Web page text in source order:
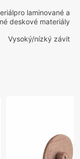
laminované a
deskové materiály
Vysoký/nízký závit